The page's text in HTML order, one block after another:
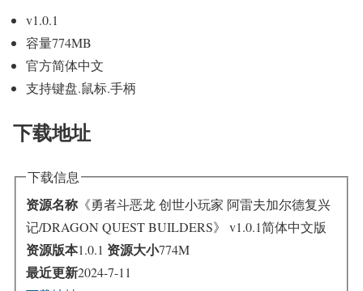
v1.0.1
容量774MB
官方简体中文
支持键盘.鼠标.手柄
下载地址
下载信息
资源名称 《勇者斗恶龙 创世小玩家 阿雷夫加尔德复兴
记/DRAGON QUEST BUILDERS》 v1.0.1简体中文版
资源版本1.0.1 资源大小774M
最近更新2024-7-11